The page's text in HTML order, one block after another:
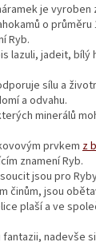
je
o
Ryb.
lazuli, jadeit, bílý
sílu a
a odvahu.
minerálů
prvkem z
znamení Ryb.
jsou pro Ryby
činům, jsou
plaší a ve
nadevše